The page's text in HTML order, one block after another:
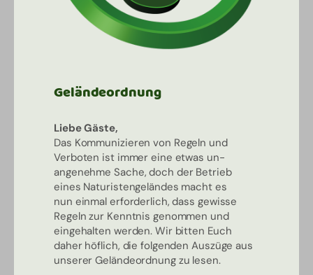
Geländeordnung
Liebe Gäste,
Das Kommunizieren von Regeln und
Verboten ist immer eine etwas un-
angenehme Sache, doch der Betrieb
eines Naturistengeländes macht es
nun einmal erforderlich, dass gewisse
Regeln zur Kenntnis genommen und
eingehalten werden. Wir bitten Euch
daher höflich, die folgenden Auszüge aus
unserer Geländeordnung zu lesen.